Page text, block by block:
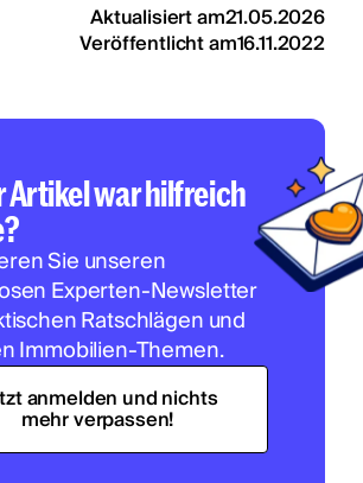
Aktualisiert am21.05.2026
Veröffentlicht am16.11.2022
Artikel war hilfreich
Sie unseren
Experten-Newsletter
Ratschlägen und
Immobilien-Themen.
anmelden und nichts
mehr verpassen!